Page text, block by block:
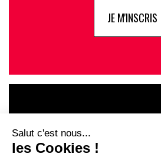
JE M'INSCRIS
INFLUENCIA